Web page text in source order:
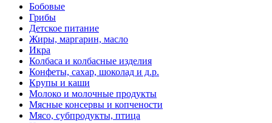
Бобовые
Грибы
Детское питание
Жиры, маргарин, масло
Икра
Колбаса и колбасные изделия
Конфеты, сахар, шоколад и д.р.
Крупы и каши
Молоко и молочные продукты
Мясные консервы и копчености
Мясо, субпродукты, птица